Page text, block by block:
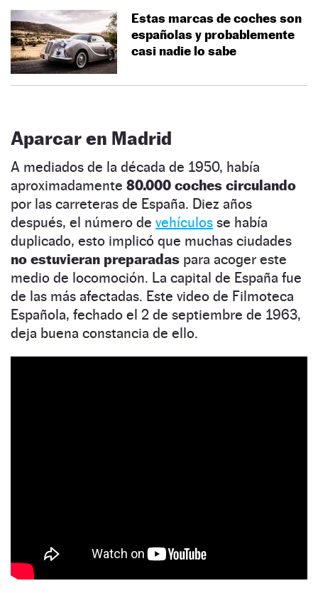
Estas marcas de coches son
españolas y probablemente
casi nadie lo sabe
Aparcar en Madrid
A mediados de la década de 1950, había
aproximadamente 80.000 coches circulando
por las carreteras de España. Diez años
después, el número de vehículos se había
duplicado, esto implicó que muchas ciudades
no estuvieran preparadas para acoger este
medio de locomoción. La capital de España fue
de las más afectadas. Este video de Filmoteca
Española, fechado el 2 de septiembre de 1963,
deja buena constancia de ello.